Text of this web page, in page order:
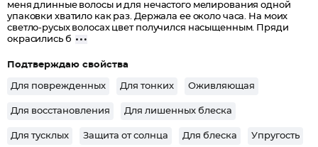
меня длинные волосы и для нечастого мелирования одной
упаковки хватило как раз. Держала ее около часа. На моих
светло-русых волосах цвет получился насыщенным. Пряди
окрасились б
Подтверждаю свойства
Для поврежденных Для тонких Оживляющая
Для восстановления Для лишенных блеска
Для тусклых Защита от солнца Для блеска Упругость